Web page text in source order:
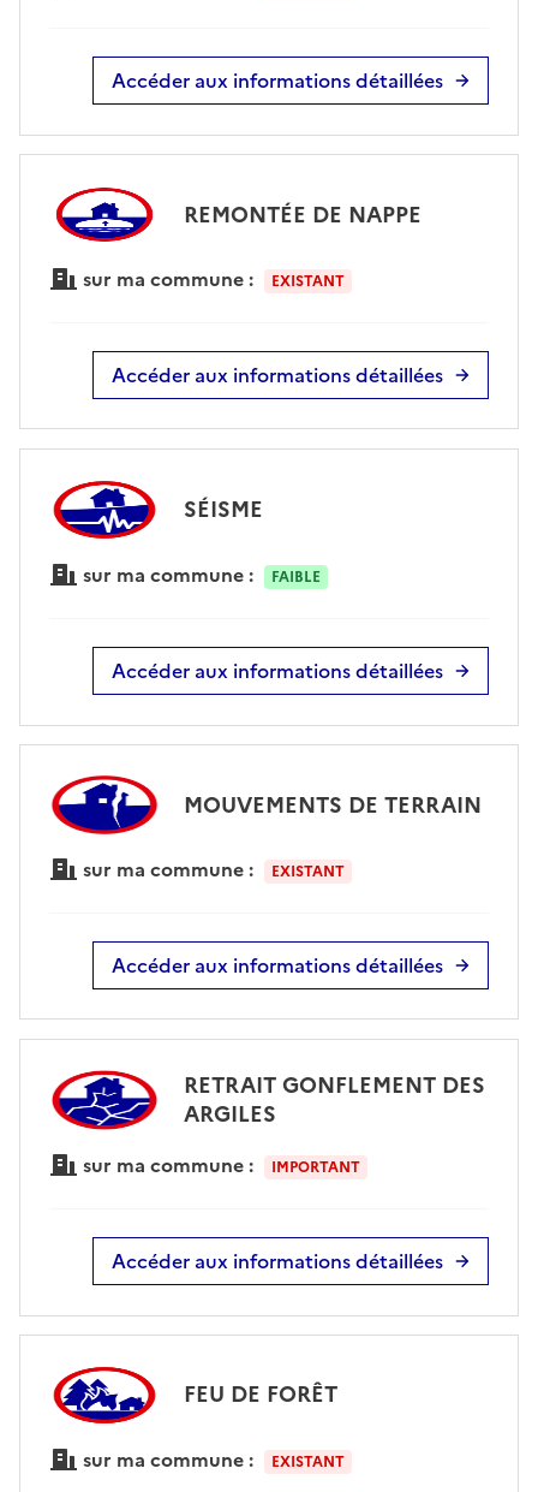
Accéder aux informations détaillées
REMONTÉE DE NAPPE
sur ma commune : EXISTANT
Accéder aux informations détaillées
SÉISME
sur ma commune : FAIBLE
Accéder aux informations détaillées
MOUVEMENTS DE TERRAIN
sur ma commune : EXISTANT
Accéder aux informations détaillées
RETRAIT GONFLEMENT DES
ARGILES
sur ma commune : IMPORTANT
Accéder aux informations détaillées
FEU DE FORÊT
sur ma commune : EXISTANT